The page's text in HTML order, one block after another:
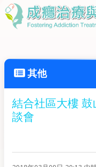
其他
結合社區大樓
談會